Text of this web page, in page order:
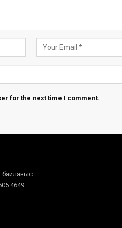
for the next time I comment.
байланыс:
4649